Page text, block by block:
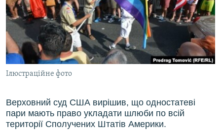
ДЕПОРТАЦІЯ
ВІДЕОУРОКИ «ELIFBE»
СВІДЧЕННЯ ОКУПАЦІЇ
УКРАЇНСЬКА ПРОБЛЕМА КРИМУ
ІНФОГРАФІКА
ЯК ОБІЙТИ БЛОКУВАННЯ
Русский
Qırımtatar
ДОЛУЧАЙСЯ!
Усі сайти RFE/RL
Ілюстраційне фото
Верховний суд США вирішив, що одностатеві
пари мають право укладати шлюби по всій
території Сполучених Штатів Америки.